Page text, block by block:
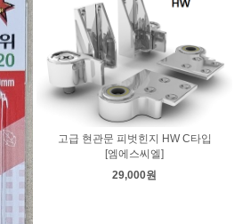
고급 현관문 피벗힌지 HW C타입
[엠에스씨엘]
29,000원